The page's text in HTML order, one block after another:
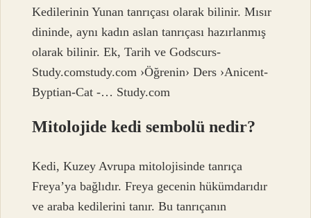
Kedilerinin Yunan tanrıçası olarak bilinir. Mısır
dininde, aynı kadın aslan tanrıçası hazırlanmış
olarak bilinir. Ek, Tarih ve Godscurs-
Study.comstudy.com ›Öğrenin› Ders ›Anicent-
Byptian-Cat -… Study.com
Mitolojide kedi sembolü nedir?
Kedi, Kuzey Avrupa mitolojisinde tanrıça
Freya’ya bağlıdır. Freya gecenin hükümdarıdır
ve araba kedilerini tanır. Bu tanrıçanın